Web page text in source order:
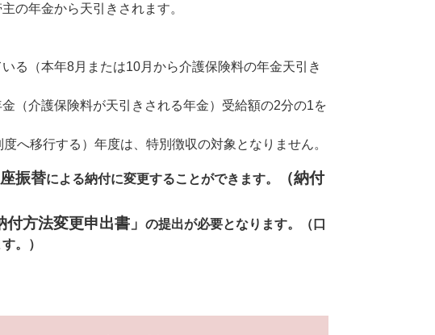
の年金から天引きされます。
る（本年8月または10月から介護保険料の年金天引き
（介護保険料が天引きされる年金）受給額の2分の1を
へ移行する）年度は、特別徴収の対象となりません。
振替による納付に変更することができます。
（納付
付方法変更申出書」 の提出が必要となります。（口
。）